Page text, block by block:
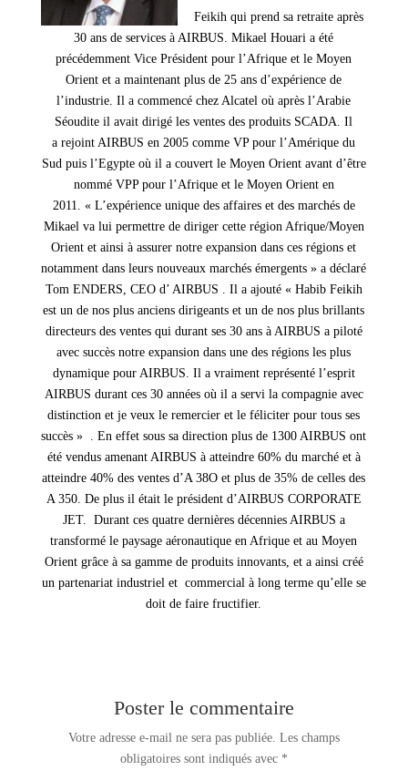
Feikih qui prend sa retraite après
30 ans de services à AIRBUS. Mikael Houari a été
précédemment Vice Président pour l’Afrique et le Moyen
Orient et a maintenant plus de 25 ans d’expérience de
l’industrie. Il a commencé chez Alcatel où après l’Arabie
Séoudite il avait dirigé les ventes des produits SCADA. Il
a rejoint AIRBUS en 2005 comme VP pour l’Amérique du
Sud puis l’Egypte où il a couvert le Moyen Orient avant d’être
nommé VPP pour l’Afrique et le Moyen Orient en
2011. « L’expérience unique des affaires et des marchés de
Mikael va lui permettre de diriger cette région Afrique/Moyen
Orient et ainsi à assurer notre expansion dans ces régions et
notamment dans leurs nouveaux marchés émergents » a déclaré
Tom ENDERS, CEO d’ AIRBUS . Il a ajouté « Habib Feikih
est un de nos plus anciens dirigeants et un de nos plus brillants
directeurs des ventes qui durant ses 30 ans à AIRBUS a piloté
avec succès notre expansion dans une des régions les plus
dynamique pour AIRBUS. Il a vraiment représenté l’esprit
AIRBUS durant ces 30 années où il a servi la compagnie avec
distinction et je veux le remercier et le féliciter pour tous ses
succès » . En effet sous sa direction plus de 1300 AIRBUS ont
été vendus amenant AIRBUS à atteindre 60% du marché et à
atteindre 40% des ventes d’A 38O et plus de 35% de celles des
A 350. De plus il était le président d’AIRBUS CORPORATE
JET. Durant ces quatre dernières décennies AIRBUS a
transformé le paysage aéronautique en Afrique et au Moyen
Orient grâce à sa gamme de produits innovants, et a ainsi créé
un partenariat industriel et commercial à long terme qu’elle se
doit de faire fructifier.
Poster le commentaire
Votre adresse e-mail ne sera pas publiée. Les champs
obligatoires sont indiqués avec *